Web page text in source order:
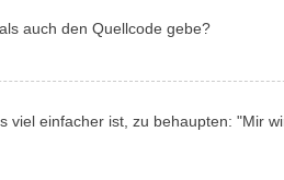
auch den Quellcode gebe?
einfacher ist, zu behaupten: "Mir